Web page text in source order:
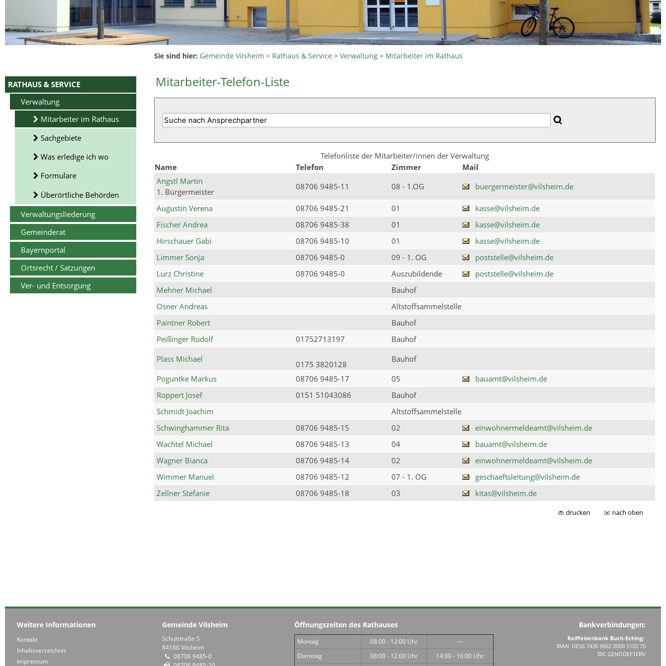
RATHAUS & SERVICE
Verwaltung
Mitarbeiter im Rathaus
Sachgebiete
Was erledige ich wo
Formulare
Überörtliche Behörden
Verwaltungsliederung
Gemeinderat
Bayernportal
Ortsrecht / Satzungen
Ver- und Entsorgung
Sie sind hier: Gemeinde Vilsheim > Rathaus & Service >Verwaltung > Mitarbeiter im Rathaus
Mitarbeiter-Telefon-Liste
Telefonliste der Mitarbeiter/innen der Verwaltung
Name
Telefon Zimmer
Mail
Angstl Martin
1. Bürgermeister
08706 9485-11 08 - 1.OG buergermeister@vilsheim.de
Augustin Verena 08706 9485-21 01
kasse@vilsheim.de
Fischer Andrea
08706 9485-38 01
kasse@vilsheim.de
Hirschauer Gabi
08706 9485-10 01
kasse@vilsheim.de
Limmer Sonja
08706 9485-0 09 - 1. OG
poststelle@vilsheim.de
Lurz Christine
08706 9485-0 Auszubildende
poststelle@vilsheim.de
Mehner Michael
Bauhof
Osner Andreas
Altstoffsammelstelle
Paintner Robert
Bauhof
Peißinger Rudolf
01752713197
Bauhof
Plass Michael
0175 3820128
Bauhof
Poguntke Markus
08706 9485-17 05
bauamt@vilsheim.de
Roppert Josef
0151 51043086
Bauhof
Schmidt Joachim
Altstoffsammelstelle
Schwinghammer Rita
08706 9485-15 02
einwohnermeldeamt@vilsheim.de
Wachtel Michael
08706 9485-13 04
bauamt@vilsheim.de
Wagner Bianca
08706 9485-14 02
einwohnermeldeamt@vilsheim.de
Wimmer Manuel
08706 9485-12 07 - 1. OG
geschaeftsleitung@vilsheim.de
Zellner Stefanie
08706 9485-18 03 kitas@vilsheim.de
drucken nach oben
Weitere Informationen
Kontakt
Inhaltsverzeichnis
Impressum
Gemeinde Vilsheim
Schulstraße 5
84186 Vilsheim
08706 9485-0
Öffnungszeiten des Rathauses
Montag 08:00 - 12:00 Uhr
---
Dienstag
08:00 - 12:00 Uhr
14:00 - 16:00 Uhr
Bankverbindungen:
Raiffeisenbank Buch-Eching:
IBAN DE56 7436 9662 0000 5102 70
BIC GENODEF1EBV